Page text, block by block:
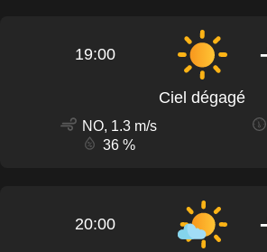
19:00
Ciel dégagé
NO, 1.3 m/s
36 %
20:00